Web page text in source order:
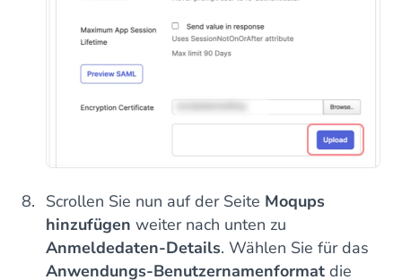
Scrollen Sie nun auf der Seite Moqups
hinzufügen weiter nach unten zu
Anmeldedaten-Details. Wählen Sie für das
Anwendungs-Benutzernamenformat die